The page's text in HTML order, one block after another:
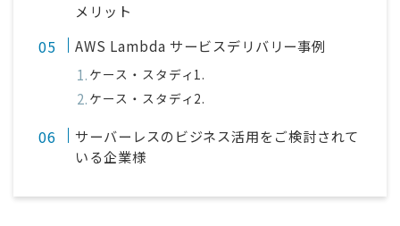
メリット
AWS Lambda サービスデリバリー事例
ケース・スタディ1.
ケース・スタディ2.
サーバーレスのビジネス活用をご検討されて
いる企業様